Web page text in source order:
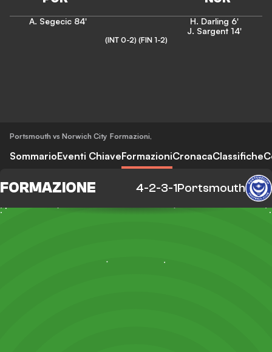
A. Segecic 84' H. Darling 6'
J. Sargent 14'
(INT 0-2) (FIN 1-2)
Portsmouth vs Norwich City Formazioni,
SommarioEventi ChiaveFormazioniCronacaClassifiche
Portsmouth
4-2-3-1
FORMAZIONE